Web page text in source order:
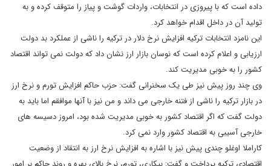
داده است که با پیروزی در انتخابات، واردات گوشت و پیاز را متوقف کرده و به
تولید آن در داخل اقدام خواهد کرد.
این نامزد انتخابات ترکیه افزایش نرخ دلار در ترکیه را ناشی از عملکرد بد دولت
ارزیابی و اعلام کرده است که نوسان بازار ارز نشان داد که دولت نمی تواند اقتصاد
کشور را به خوبی مدیریت کند.
وی چند روز پیش نیز طی یک سخنرانی گفت: حزب حاکم افزایش تورم و نرخ ارز
در بازار ترکیه را ناشی از فتنه خارجی می داند و من نیز با آنها موافقم اما باید به
دولت گفت که اگر اقتصاد کشور به خوبی مدیریت شده بود، امروز دسیسه های
خارجی آسیبی به اقتصاد کشور وارد نمی کرد.
کاراملا اوغلو چندی پیش نیز با اشاره به افزایش نرخ ارز به انتقاد از وضعیت